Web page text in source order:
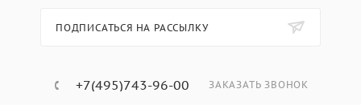
ПОДПИСАТЬСЯ НА РАССЫЛКУ
+7(495)743-96-00 ЗАКАЗАТЬ ЗВОНОК